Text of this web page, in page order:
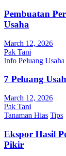
Pembuatan
Usaha
March 12, 2026
Pak Tani
Info Peluang Usaha
7 Peluang
March 12, 2026
Pak Tani
Tanaman Hias Tips
Ekspor Hasil
Pikir